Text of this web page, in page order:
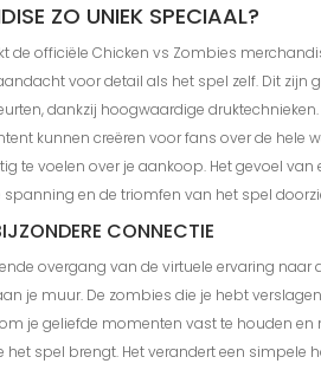
ZO UNIEK SPECIAAL?
officiële Chicken vs Zombies
voor detail als het spel zelf. Dit
dankzij hoogwaardige
kunnen creëren voor fans over de
te voelen over je aankoop. Het gevoel
en de triomfen van het spel
CONNECTIE
overgang van de virtuele ervaring
je muur. De zombies die je hebt
je geliefde momenten vast te houden
spel brengt. Het verandert een